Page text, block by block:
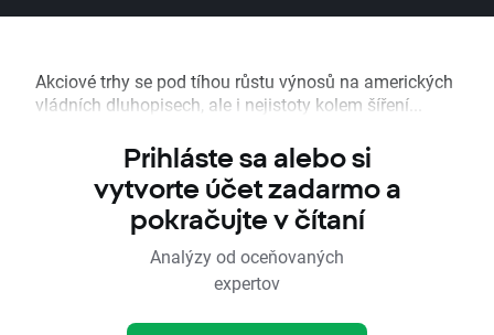
Akciové trhy se pod tíhou růstu výnosů na amerických
vládních dluhopisech, ale i nejistoty kolem šíření...
Prihláste sa alebo si
vytvorte účet zadarmo a
pokračujte v čítaní
Analýzy od oceňovaných
expertov